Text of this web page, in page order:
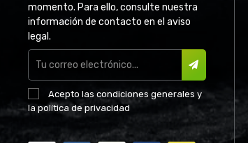
momento. Para ello, consulte nuestra
información de contacto en el aviso
legal.
Acepto las condiciones generales y
la política de privacidad